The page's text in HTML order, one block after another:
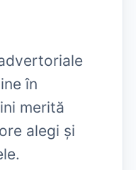
în
merită
alegi și